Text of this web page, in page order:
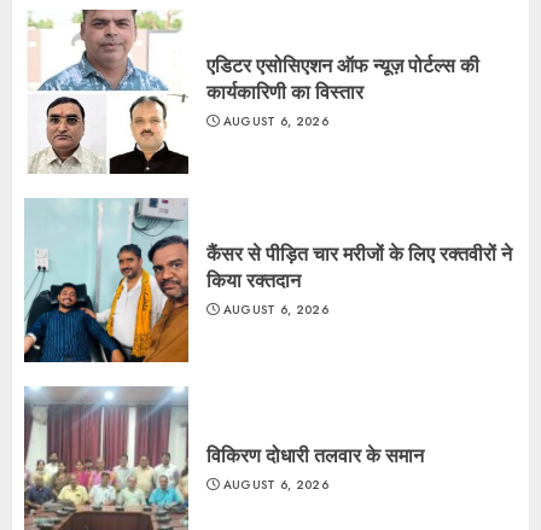
एडिटर एसोसिएशन ऑफ न्यूज़ पोर्टल्स की
कार्यकारिणी का विस्तार
AUGUST 6, 2026
कैंसर से पीड़ित चार मरीजों के लिए रक्तवीरों ने
किया रक्तदान
AUGUST 6, 2026
विकिरण दोधारी तलवार के समान
AUGUST 6, 2026